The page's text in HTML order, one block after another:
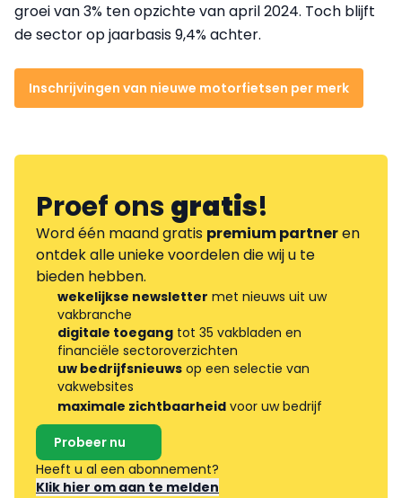
groei van 3% ten opzichte van april 2024. Toch blijft
de sector op jaarbasis 9,4% achter.
Inschrijvingen van nieuwe motorfietsen per merk
Proef onsgratis!
Word één maand gratis premium partneren
ontdek alle unieke voordelen die wij u te
bieden hebben.
wekelijkse newsletter met nieuws uit uw
vakbranche
digitale toegang tot 35 vakbladen en
financiële sectoroverzichten
uw bedrijfsnieuws op een selectie van
vakwebsites
maximale zichtbaarheid voor uw bedrijf
Probeer nu
Heeft u al een abonnement?
Klik hier om aan te melden